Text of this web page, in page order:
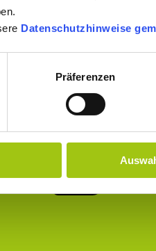
Datenschutzhinweise
Präferenzen